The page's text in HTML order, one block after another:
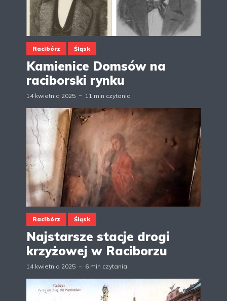
Racibórz Śląsk
Kamienice Domsów na
raciborski rynku
14 kwietnia 2025 11 min czytania
Racibórz Śląsk
Najstarsze stacje drogi
krzyżowej w Raciborzu
14 kwietnia 2025 6 min czytania